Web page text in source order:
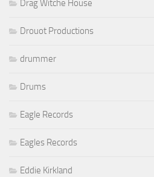
Drag Witche House
Drouot Productions
drummer
Drums
Eagle Records
Eagles Records
Eddie Kirkland